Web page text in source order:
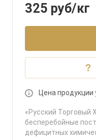
325 руб/кг
Цена
«Русский Торговый
бесперебойные
дефицитных